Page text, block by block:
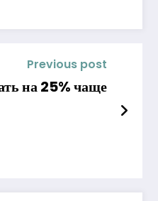
Previous post
на 25% чаще